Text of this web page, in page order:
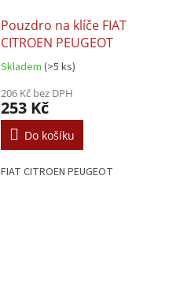
Pouzdro na klíče FIAT
CITROEN PEUGEOT
Skladem (>5 ks)
206 Kč bez DPH
253 Kč
Do košíku
FIAT CITROEN PEUGEOT